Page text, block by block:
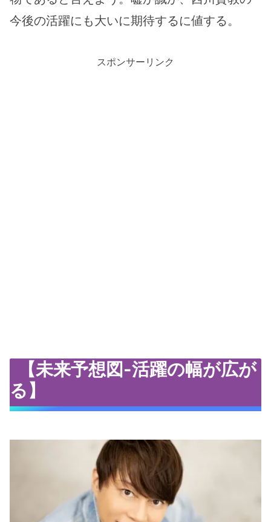
今後の活躍にも大いに期待するに値する。
スポンサーリンク
【未来予想図-活躍の幅が広が
る】